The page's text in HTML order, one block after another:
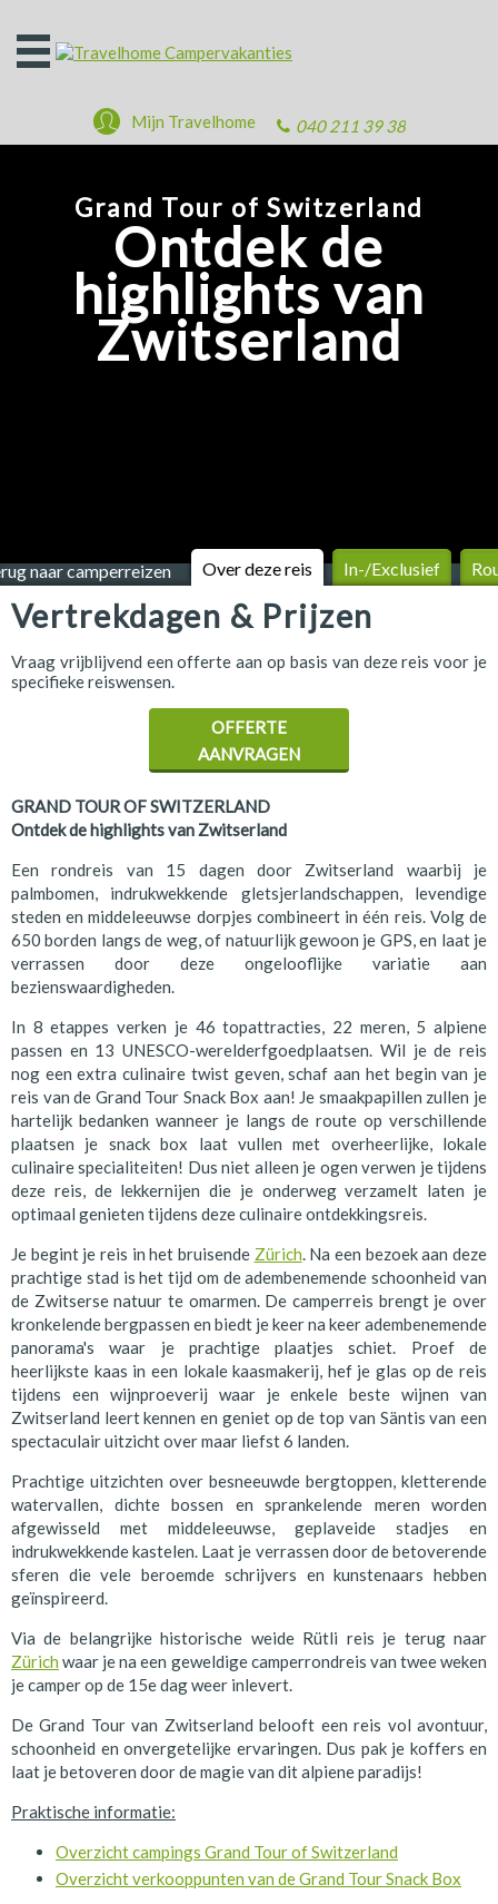
Open
het
040 211 39 38
Mijn Travelhome
Grand Tour of Switzerland
Ontdek de
highlights van
Zwitserland
naar camperreizen Over deze reis In-/Exclusief
GRAND TOUR OF SWITZERLAND
Ontdek de highlights van Zwitserland
Een rondreis van 15 dagen door Zwitserland waarbij je
palmbomen, indrukwekkende gletsjerlandschappen, levendige
steden en middeleeuwse dorpjes combineert in één reis. Volg de
650 borden langs de weg, of natuurlijk gewoon je GPS, en laat je
verrassen door deze ongelooflijke variatie aan
bezienswaardigheden.
In 8 etappes verken je 46 topattracties, 22 meren, 5 alpiene
passen en 13 UNESCO-werelderfgoedplaatsen. Wil je de reis
nog een extra culinaire twist geven, schaf aan het begin van je
reis van de Grand Tour Snack Box aan! Je smaakpapillen zullen je
hartelijk bedanken wanneer je langs de route op verschillende
plaatsen je snack box laat vullen met overheerlijke, lokale
culinaire specialiteiten! Dus niet alleen je ogen verwen je tijdens
deze reis, de lekkernijen die je onderweg verzamelt laten je
optimaal genieten tijdens deze culinaire ontdekkingsreis.
Je begint je reis in het bruisende Zürich. Na een bezoek aan deze
prachtige stad is het tijd om de adembenemende schoonheid van
de Zwitserse natuur te omarmen. De camperreis brengt je over
kronkelende bergpassen en biedt je keer na keer adembenemende
panorama's waar je prachtige plaatjes schiet. Proef de
heerlijkste kaas in een lokale kaasmakerij, hef je glas op de reis
tijdens een wijnproeverij waar je enkele beste wijnen van
Zwitserland leert kennen en geniet op de top van Säntis van een
spectaculair uitzicht over maar liefst 6 landen.
Prachtige uitzichten over besneeuwde bergtoppen, kletterende
watervallen, dichte bossen en sprankelende meren worden
afgewisseld met middeleeuwse, geplaveide stadjes en
indrukwekkende kastelen. Laat je verrassen door de betoverende
sferen die vele beroemde schrijvers en kunstenaars hebben
geïnspireerd.
Via de belangrijke historische weide Rütli reis je terug naar
Zürich waar je na een geweldige camperrondreis van twee weken
je camper op de 15e dag weer inlevert.
De Grand Tour van Zwitserland belooft een reis vol avontuur,
schoonheid en onvergetelijke ervaringen. Dus pak je koffers en
laat je betoveren door de magie van dit alpiene paradijs!
Praktische informatie:
Overzicht campings Grand Tour of Switzerland
Overzicht verkooppunten van de Grand Tour Snack Box
Vertrekdagen & Prijzen
Vraag vrijblijvend een offerte aan op basis van deze reis voor je
specifieke reiswensen.
OFFERTE
AANVRAGEN